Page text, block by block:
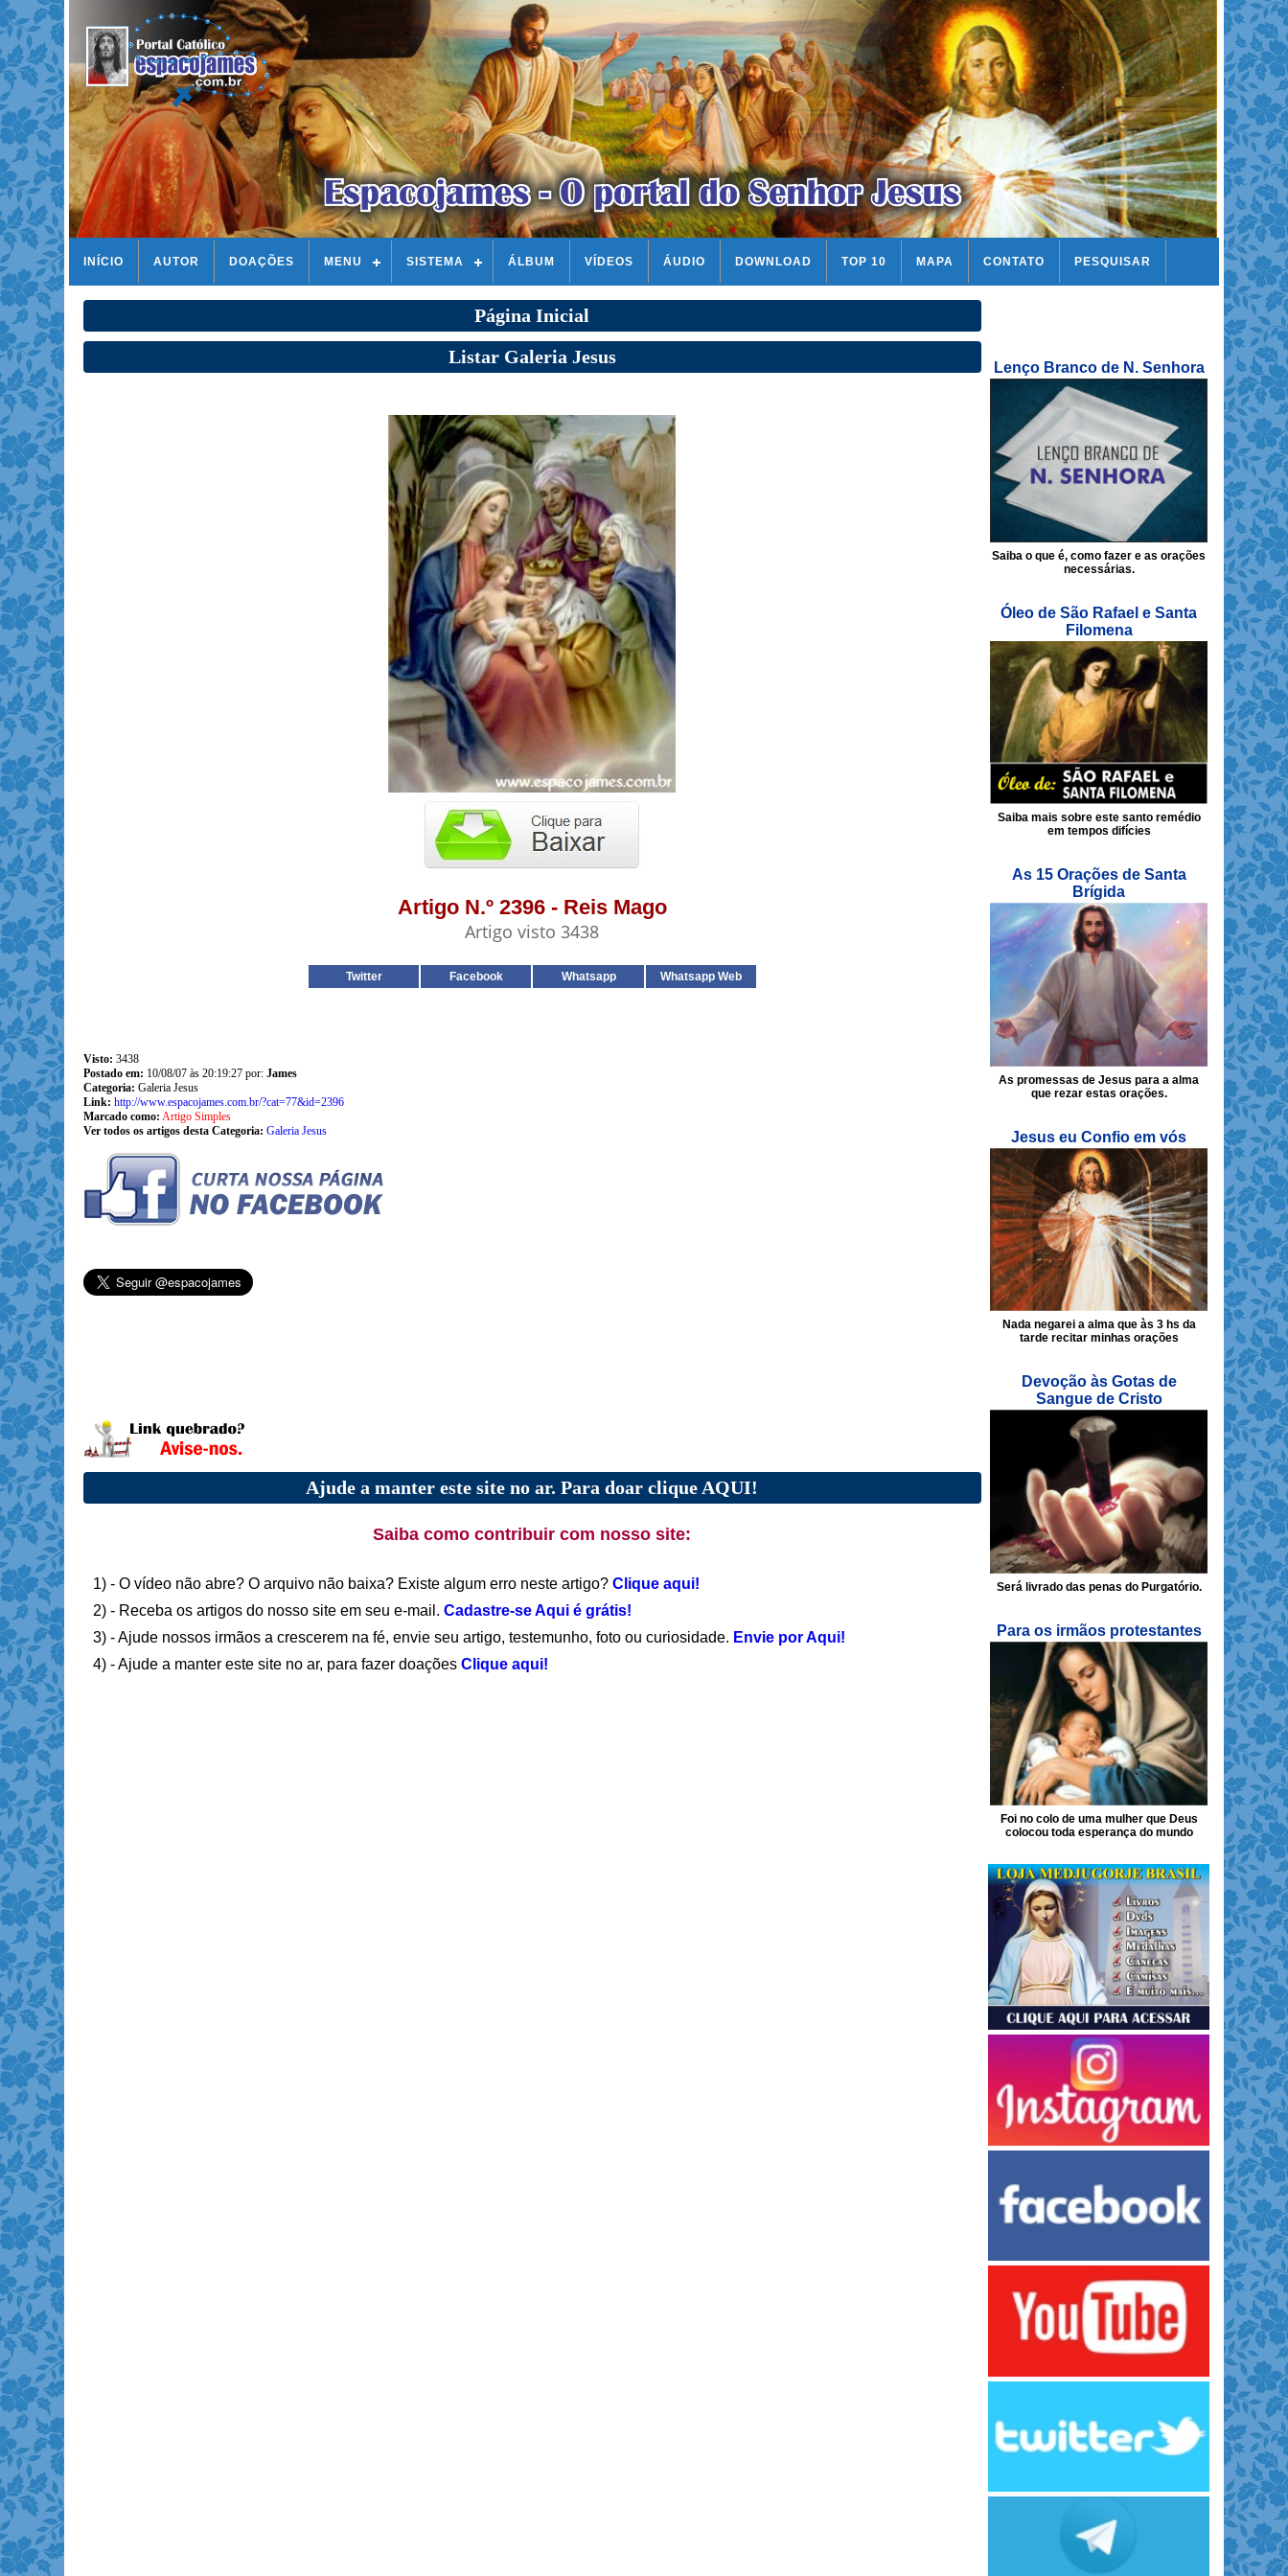
INÍCIO AUTOR DOAÇÕES MENU SISTEMA ÁLBUM VÍDEOS ÁUDIO DOWNLOAD TOP 10 MAPA CONTATO PESQUISAR
Página Inicial
Listar Galeria Jesus
Artigo N.º 2396 - Reis Mago
Artigo visto 3438
Twitter Facebook Whatsapp Whatsapp Web
Visto: 3438
Postado em: 10/08/07 às 20:19:27 por: James
Categoria: Galeria Jesus
Link: http://www.espacojames.com.br/?cat=77&id=2396
Marcado como: Artigo Simples
Ver todos os artigos desta Categoria: Galeria Jesus
Ajude a manter este site no ar. Para doar clique AQUI!
Saiba como contribuir com nosso site:
1) - O vídeo não abre? O arquivo não baixa? Existe algum erro neste artigo? Clique aqui!
2) - Receba os artigos do nosso site em seu e-mail. Cadastre-se Aqui é grátis!
3) - Ajude nossos irmãos a crescerem na fé, envie seu artigo, testemunho, foto ou curiosidade. Envie por Aqui!
4) - Ajude a manter este site no ar, para fazer doações Clique aqui!
Lenço Branco de N. Senhora
Saiba o que é, como fazer e as orações
necessárias.
Óleo de São Rafael e Santa
Filomena
Saiba mais sobre este santo remédio
em tempos difícies
As 15 Orações de Santa
Brígida
As promessas de Jesus para a alma
que rezar estas orações.
Jesus eu Confio em vós
Nada negarei a alma que às 3 hs da
tarde recitar minhas orações
Devoção às Gotas de
Sangue de Cristo
Será livrado das penas do Purgatório.
Para os irmãos protestantes
Foi no colo de uma mulher que Deus
colocou toda esperança do mundo